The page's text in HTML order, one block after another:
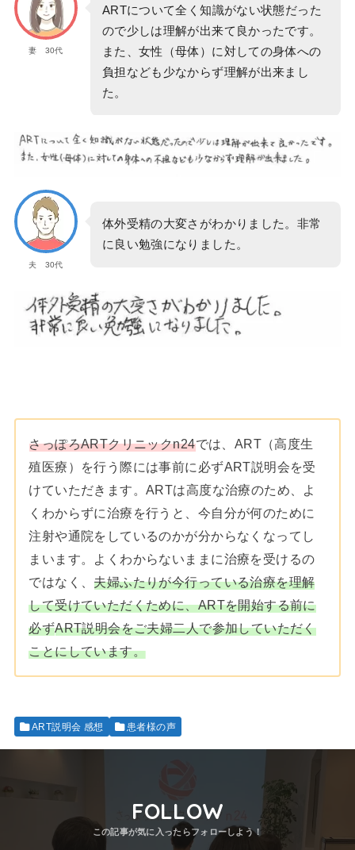
妻 30代
ARTについて全く知識がない状態だった
ので少しは理解が出来て良かったです。
また、女性（母体）に対しての身体への
負担なども少なからず理解が出来まし
た。
夫 30代
体外受精の大変さがわかりました。非常
に良い勉強になりました。
さっぽろARTクリニックn24では、ART（高度生
殖医療）を行う際には事前に必ずART説明会を受
けていただきます。ARTは高度な治療のため、よ
くわからずに治療を行うと、今自分が何のために
注射や通院をしているのかが分からなくなってし
まいます。よくわからないままに治療を受けるの
ではなく、 夫婦ふたりが今行っている治療を理解
して受けていただくために、ARTを開始する前に
必ずART説明会をご夫婦二人で参加していただく
ことにしています。
ART説明会 感想 患者様の声
FOLLOW